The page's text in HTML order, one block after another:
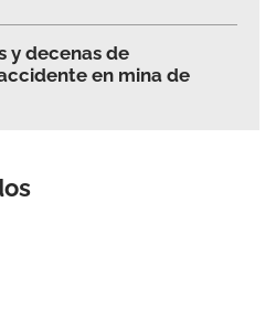
y decenas de
en mina de